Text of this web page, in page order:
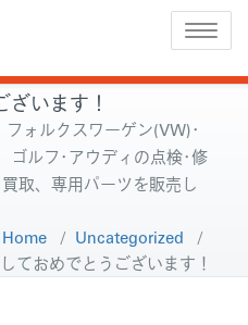
Toggle
います！
ォルクスワーゲン(VW)･
ゴルフ･アウディの点検･修
取、専用パーツを販売し
Home / Uncategorized /
ておめでとうございます！